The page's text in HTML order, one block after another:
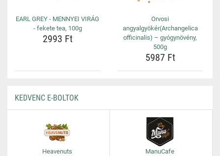
EARL GREY - MENNYEI VIRÁG
- fekete tea, 100g
2993 Ft
Orvosi
angyalgyökér(Archangelica
officinalis) – gyógynövény,
500g
5987 Ft
KEDVENC E-BOLTOK
Heavenuts ManuCafe